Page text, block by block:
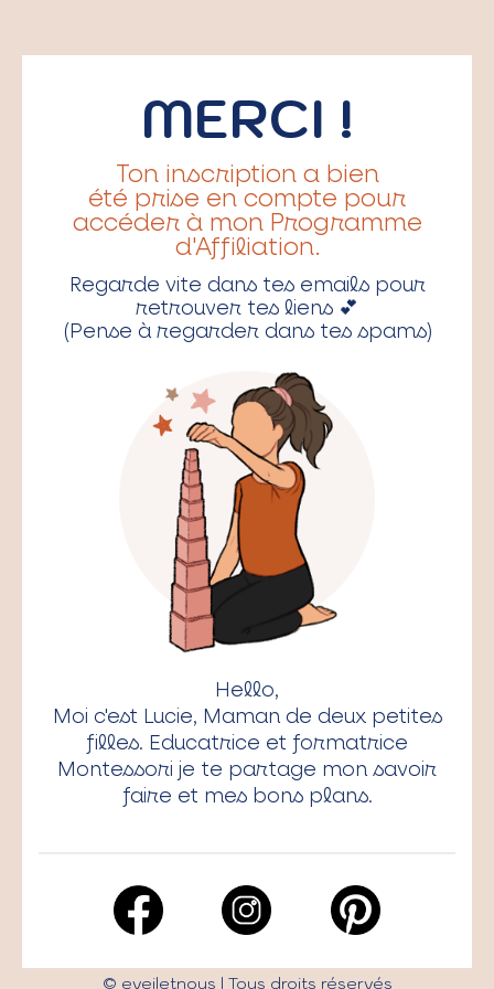
MERCI !
Ton inscription a bien
été prise en compte pour
accéder à mon Programme
d'Affiliation.
Regarde vite dans tes emails pour
retrouver tes liens 💕
(Pense à regarder dans tes spams)
Hello,
Moi c'est Lucie, Maman de deux petites
filles. Educatrice et formatrice
Montessori je te partage mon savoir
faire et mes bons plans.
© eveiletnous | Tous droits réservés